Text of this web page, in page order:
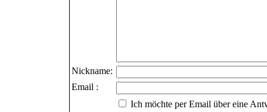
Nickname:
Email :
Ich möchte per Email über eine